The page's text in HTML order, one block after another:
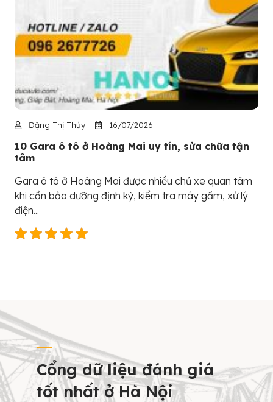
Đặng Thị Thủy 16/07/2026
10 Gara ô tô ở Hoàng Mai uy tín, sửa chữa tận
tâm
Gara ô tô ở Hoàng Mai được nhiều chủ xe quan tâm
khi cần bảo dưỡng định kỳ, kiểm tra máy gầm, xử lý
điện...
Cổng dữ liệu đánh giá
tốt nhất ở Hà Nội